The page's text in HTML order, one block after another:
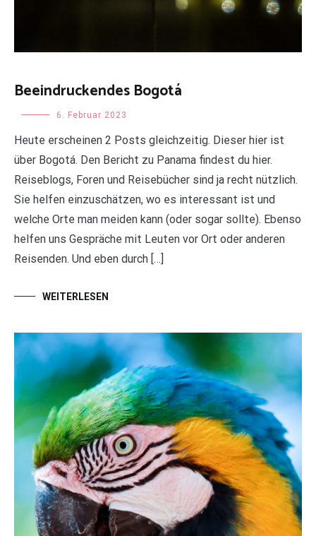
Beeindruckendes Bogotá
Uncategorized6. Februar 2023
Heute erscheinen 2 Posts gleichzeitig. Dieser hier ist
über Bogotá. Den Bericht zu Panama findest du hier.
Reiseblogs, Foren und Reisebücher sind ja recht nützlich.
Sie helfen einzuschätzen, wo es interessant ist und
welche Orte man meiden kann (oder sogar sollte). Ebenso
helfen uns Gespräche mit Leuten vor Ort oder anderen
Reisenden. Und eben durch […]
WEITERLESEN